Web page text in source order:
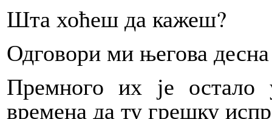
Шта хоћеш да кажеш?
Одговори ми његова
Премного их је
времена да ту грешку